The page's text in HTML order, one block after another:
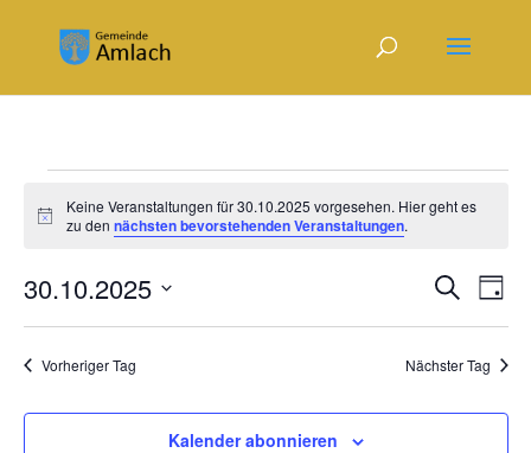
Veranstaltungen
für
Hinweis
Keine Veranstaltungen für 30.10.2025 vorgesehen. Hier geht es
zu den nächsten bevorstehenden Veranstaltungen.
Suche
SucheTag
30.10.2025
Vorheriger Tag Nächster Tag
Kalender abonnieren